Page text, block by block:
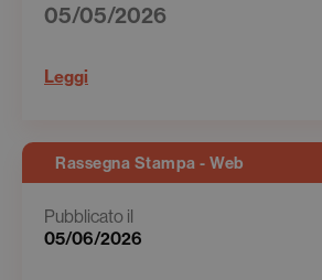
05/05/2026
Leggi
Rassegna Stampa - Web
Pubblicato il
05/06/2026